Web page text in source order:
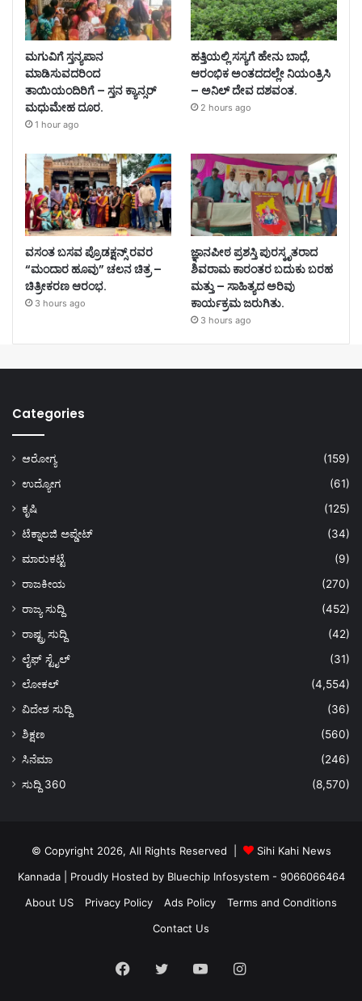
ಮಗುವಿಗೆ ಸ್ತನ್ಯಪಾನ
ಮಾಡಿಸುವದರಿಂದ
ತಾಯಿಯಂದಿರಿಗೆ – ಸ್ತನ ಕ್ಯಾನ್ಸರ್
ಮಧುಮೇಹ ದೂರ.
1 hour ago
ಹತ್ತಿಯಲ್ಲಿ ಸಸ್ಯಗೆ ಹೇನು ಬಾಧೆ,
ಆರಂಭಿಕ ಅಂತದದಲ್ಲೇ ನಿಯಂತ್ರಿಸಿ
– ಅನಿಲ್ ದೇವ ದಶವಂತ.
2 hours ago
ವಸಂತ ಬಸವ ಪ್ರೊಡಕ್ಷನ್ಸ್ ರವರ
“ಮಂದಾರ ಹೂವು” ಚಲನ ಚಿತ್ರ –
ಚಿತ್ರೀಕರಣ ಆರಂಭ.
3 hours ago
ಜ್ಞಾನಪೀಠ ಪ್ರಶಸ್ತಿ ಪುರಸ್ಕೃತರಾದ
ಶಿವರಾಮ ಕಾರಂತರ ಬದುಕು ಬರಹ
ಮತ್ತು – ಸಾಹಿತ್ಯದ ಅರಿವು
ಕಾರ್ಯಕ್ರಮ ಜರುಗಿತು.
3 hours ago
Categories
ಆರೋಗ್ಯ
(159)
ಉದ್ಯೋಗ
(61)
ಕೃಷಿ
(125)
ಟೆಕ್ನಾಲಜಿ ಅಪ್ಡೇಟ್
(34)
ಮಾರುಕಟ್ಟೆ
(9)
ರಾಜಕೀಯ
(270)
ರಾಜ್ಯ ಸುದ್ದಿ
(452)
ರಾಷ್ಟ್ರ ಸುದ್ದಿ
(42)
ಲೈಫ್ ಸ್ಟೈಲ್
(31)
ಲೋಕಲ್
(4,554)
ವಿದೇಶ ಸುದ್ದಿ
(36)
ಶಿಕ್ಷಣ
(560)
ಸಿನೆಮಾ
(246)
ಸುದ್ದಿ 360
(8,570)
© Copyright 2026, All Rights Reserved |
Sihi Kahi News
Kannada| Proudly Hosted by Bluechip Infosystem - 9066066464
About US
Privacy Policy Ads Policy
Terms and Conditions
Contact Us
Facebook
TwitterYouTubeInstagram